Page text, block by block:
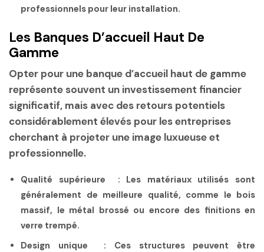
professionnels pour leur installation.
Les Banques D’accueil Haut De
Gamme
Opter pour une banque d’accueil haut de gamme
représente souvent un investissement financier
significatif, mais avec des retours potentiels
considérablement élevés pour les entreprises
cherchant à projeter une image luxueuse et
professionnelle.
Qualité supérieure : Les matériaux utilisés sont
généralement de meilleure qualité, comme le bois
massif, le métal brossé ou encore des finitions en
verre trempé.
Design unique : Ces structures peuvent être